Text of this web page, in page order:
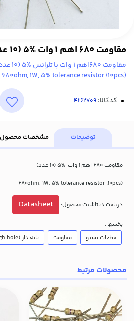
مقاومت 680 اهم 1 وات %5 (10 عدد)
مقاومت 680اهم 1 وات با تلرانس %5 (10 عدد).
(680ohm, 1W, 5% tolerance resistor (10pcs
کدکالا:
توضیحات مشخصات محصول
مقاومت 680 اهم 1 وات %5 (10 عدد)
(680ohm, 1W, 5% tolerance resistor (10pcs
دریافت دیتاشیت محصول: Datasheet
بخشها :
قطعات پسیو
مقاومت پایه دار (through hole)
محصولات مرتبط